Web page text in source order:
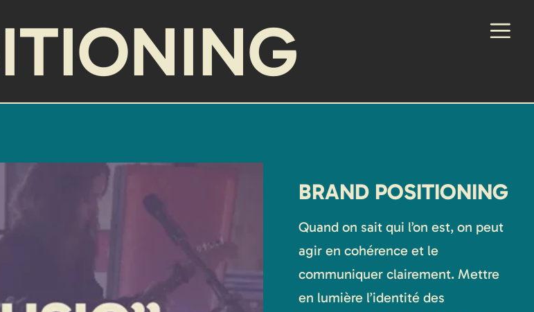
BRAND POSITIONING
Quand on sait qui l’on est, on peut
agir en cohérence et le
communiquer clairement. Mettre
en lumière l’identité des